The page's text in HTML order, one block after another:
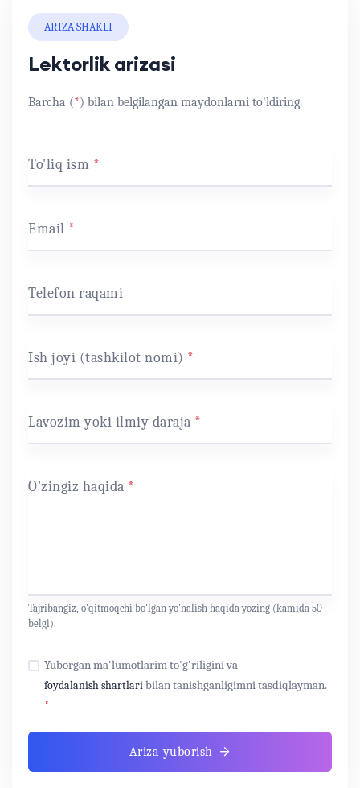
ARIZA SHAKLI
Lektorlik arizasi
Barcha (*) bilan belgilangan maydonlarni to'ldiring.
To'liq ism *
Email *
Telefon raqami
Ish joyi (tashkilot nomi) *
Lavozim yoki ilmiy daraja *
O'zingiz haqida *
Tajribangiz, o'qitmoqchi bo'lgan yo'nalish haqida yozing (kamida 50
belgi).
Yuborgan ma'lumotlarim to'g'riligini va
foydalanish shartlaribilan tanishganligimni tasdiqlayman.
*
Ariza yuborish